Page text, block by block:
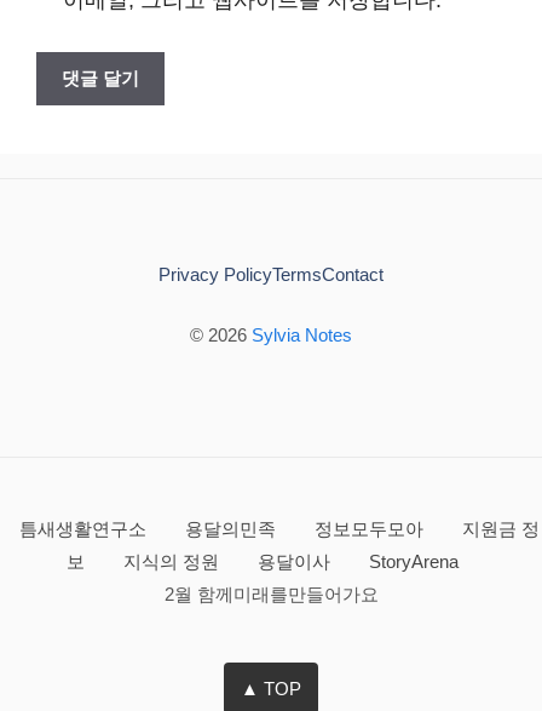
© 2026 Sylvia Notes
Privacy PolicyTermsContact
틈새생활연구소 용달의민족 정보모두모아
지원금 정
보
지식의 정원 용달이사
StoryArena
2월 함께미래를만들어가요
▲ TOP